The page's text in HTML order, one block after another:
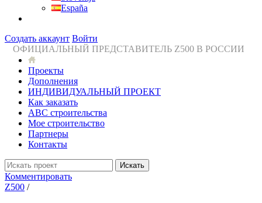
España
Создать аккаунт Войти
ОФИЦИАЛЬНЫЙ ПРЕДСТАВИТЕЛЬ Z500 В РОССИИ
Проекты
Дополнения
ИНДИВИДУАЛЬНЫЙ ПРОЕКТ
Как заказать
ABC строительства
Мое строительство
Партнеры
Контакты
Искать
Комментировать
Z500 /